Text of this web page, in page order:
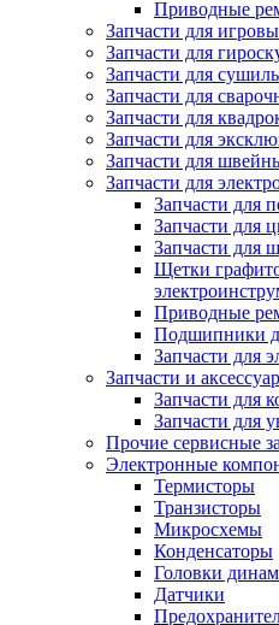
Приводные
Запчасти для
Запчасти для
Запчасти для
Запчасти для
Запчасти для
Запчасти для
Запчасти для
Запчасти для
Запчасти для
Запчасти для
Запчасти для
Щетки
Приводные
Подшипники
Запчасти для
Запчасти и
Запчасти для
Запчасти для
Прочие сервисные
Электронные
Термисторы
Транзисторы
Микросхемы
Конденсаторы
Головки
Датчики